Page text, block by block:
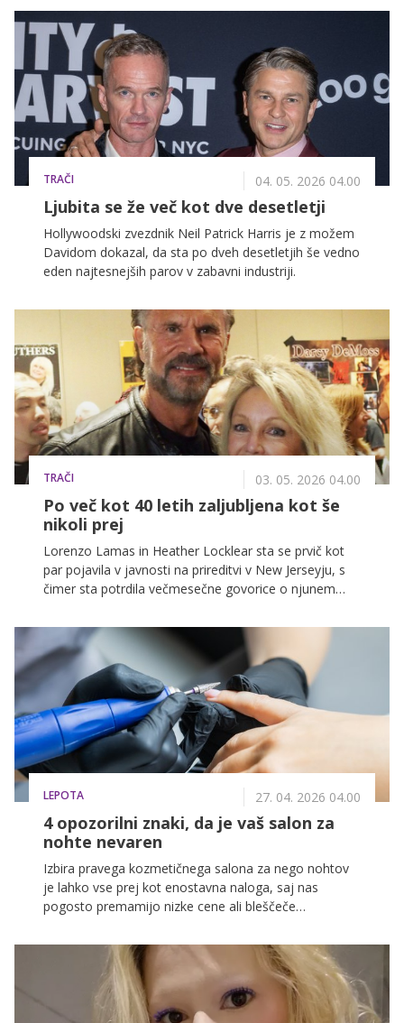
spektakularnimi interpretacijami letošnjega kodeksa
oblačenja Fashion Is Art navdušili občinstvo in modni
svet pustili odprtih ust.
TRAČI 04. 05. 2026 04.00
Ljubita se že več kot dve desetletji
Hollywoodski zvezdnik Neil Patrick Harris je z možem
Davidom dokazal, da sta po dveh desetletjih še vedno
eden najtesnejših parov v zabavni industriji.
TRAČI 03. 05. 2026 04.00
Po več kot 40 letih zaljubljena kot še
nikoli prej
Lorenzo Lamas in Heather Locklear sta se prvič kot
par pojavila v javnosti na prireditvi v New Jerseyju, s
čimer sta potrdila večmesečne govorice o njunem
LEPOTA 27. 04. 2026 04.00
4 opozorilni znaki, da je vaš salon za
nohte nevaren
Izbira pravega kozmetičnega salona za nego nohtov
je lahko vse prej kot enostavna naloga, saj nas
pogosto premamijo nizke cene ali bleščeče
Vendar pa bi morali biti estetika in stroški vedno na
drugem mestu, takoj za brezhibno higieno in
varnostjo.